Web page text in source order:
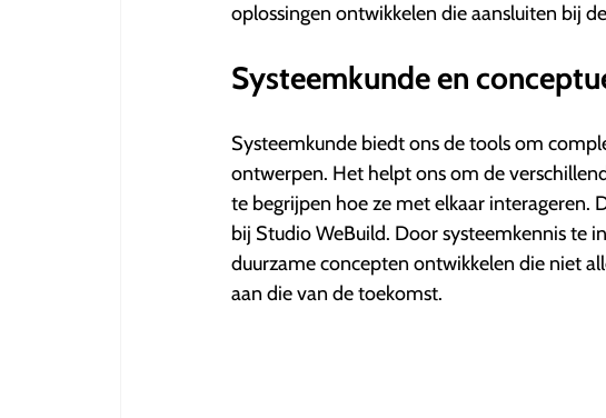
oplossingen ontwikkelen die aansluiten bij
Systeemkunde en
Systeemkunde biedt ons de tools om
ontwerpen. Het helpt ons om de
te begrijpen hoe ze met elkaar interageren.
bij Studio WeBuild. Door systeemkennis te
duurzame concepten ontwikkelen die niet
aan die van de toekomst.